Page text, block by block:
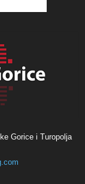
Gorice i Turopolja